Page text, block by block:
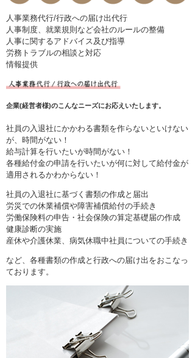
人事業務代行/行政への届け出代行
人事制度、就業規則など会社のルールの整備
人事に関するアドバイス及び指導
労務トラブルの相談と対応
情報提供
企業(経営者様)のこんなニーズにお応えいたします。
社員の入退社にかかわる書類を作らないといけない
が、時間がない！
給与計算を行いたいが時間がない！
各種給付金の申請を行いたいが何に対して給付金が
適用されるかわからない！
社員の入退社に基づく書類の作成と届出
労災での休業補償や障害補償給付の手続き
労働保険料の申告・社会保険の算定基礎届の作成
健康診断の実施
産休や介護休業、病気休職中社員についての手続き
など、各種書類の作成と行政への届け出をおこなっ
ております。